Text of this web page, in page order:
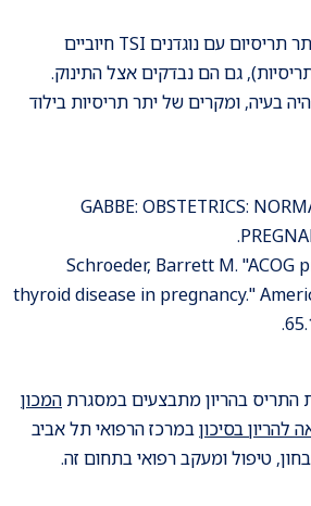
כמו כן, אם היה לאמא יתר תריסיום עם נוגדנים TSI חיוביים
גם הם נבדקים אצל התינוק.
בעיה, ומקרים של יתר תריסיות בילוד
1. GABBE: OBSTETRICS:
2. Schroeder, Barrett M.
thyroid disease in pregnancy."
התריס בהריון מתבצעים במסגרתהמכון
להריון בסיכוןבמרכז הרפואי תל אביב
טיפול ומעקב רפואי בתחום זה.